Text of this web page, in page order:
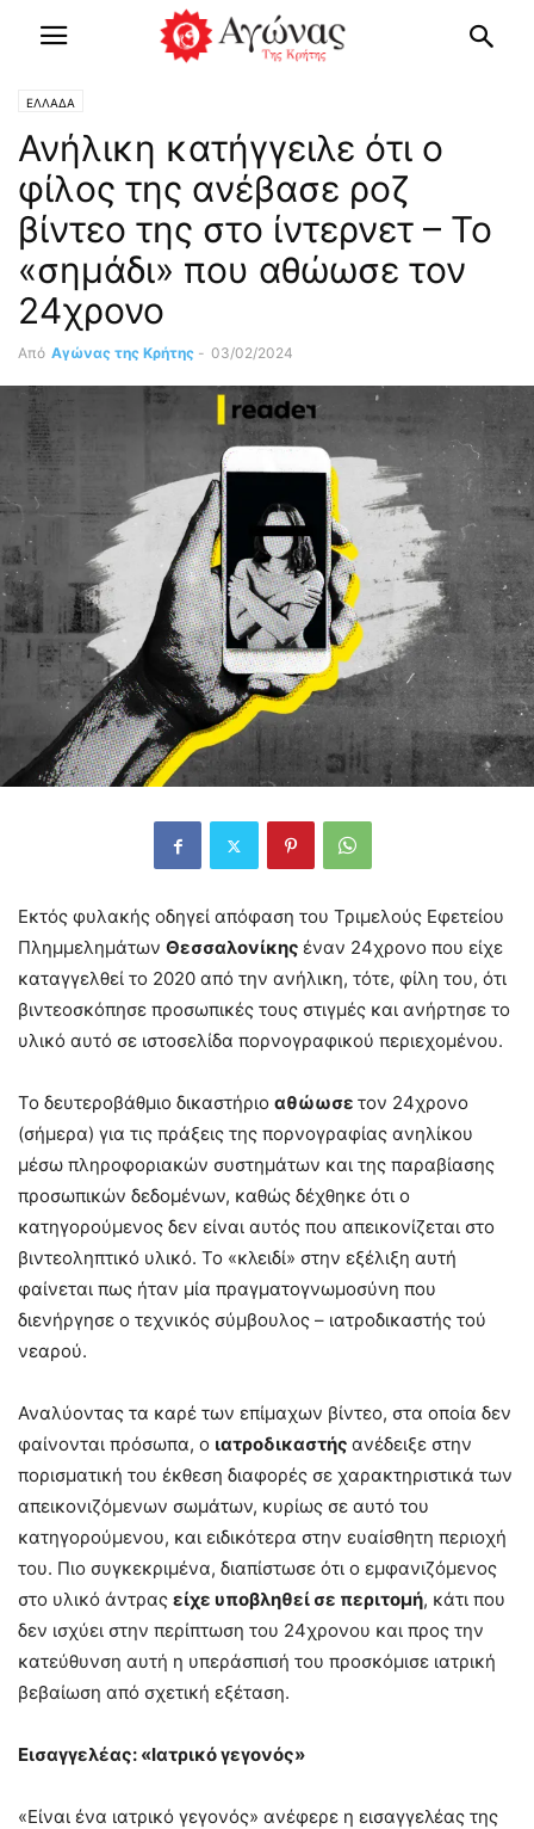
ΕΛΛΑΔΑ
Ανήλικη κατήγγειλε ότι ο
φίλος της ανέβασε ροζ
βίντεο της στο ίντερνετ – Το
«σημάδι» που αθώωσε τον
24χρονο
Από Αγώνας της Κρήτης - 03/02/2024
Εκτός φυλακής οδηγεί απόφαση του Τριμελούς Εφετείου
Πλημμελημάτων Θεσσαλονίκης έναν 24χρονο που είχε
καταγγελθεί το 2020 από την ανήλικη, τότε, φίλη του, ότι
βιντεοσκόπησε προσωπικές τους στιγμές και ανήρτησε το
υλικό αυτό σε ιστοσελίδα πορνογραφικού περιεχομένου.
Το δευτεροβάθμιο δικαστήριο αθώωσε τον 24χρονο
(σήμερα) για τις πράξεις της πορνογραφίας ανηλίκου
μέσω πληροφοριακών συστημάτων και της παραβίασης
προσωπικών δεδομένων, καθώς δέχθηκε ότι ο
κατηγορούμενος δεν είναι αυτός που απεικονίζεται στο
βιντεοληπτικό υλικό. Το «κλειδί» στην εξέλιξη αυτή
φαίνεται πως ήταν μία πραγματογνωμοσύνη που
διενήργησε ο τεχνικός σύμβουλος – ιατροδικαστής τού
νεαρού.
Αναλύοντας τα καρέ των επίμαχων βίντεο, στα οποία δεν
φαίνονται πρόσωπα, ο ιατροδικαστής ανέδειξε στην
πορισματική του έκθεση διαφορές σε χαρακτηριστικά των
απεικονιζόμενων σωμάτων, κυρίως σε αυτό του
κατηγορούμενου, και ειδικότερα στην ευαίσθητη περιοχή
του. Πιο συγκεκριμένα, διαπίστωσε ότι ο εμφανιζόμενος
στο υλικό άντρας είχε υποβληθεί σε περιτομή, κάτι που
δεν ισχύει στην περίπτωση του 24χρονου και προς την
κατεύθυνση αυτή η υπεράσπισή του προσκόμισε ιατρική
βεβαίωση από σχετική εξέταση.
Εισαγγελέας: «Ιατρικό γεγονός»
«Είναι ένα ιατρικό γεγονός» ανέφερε η εισαγγελέας της